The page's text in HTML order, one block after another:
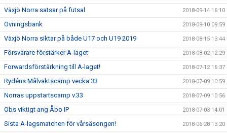
Växjö Norra satsar på futsal 2018-09-14 16:10
Övningsbank 2018-09-10 09:59
Växjö Norra siktar på både U17 och U19 2019 2018-08-15 13:44
Försvarare förstärker A-laget 2018-08-02 12:29
Forwardsförstärkning till A-laget! 2018-07-12 16:37
Rydéns Målvaktscamp vecka 33 2018-07-09 10:59
Norras uppstartscamp v.33 2018-07-09 10:56
Obs viktigt ang Åbo IP 2018-07-03 14:01
Sista A-lagsmatchen för vårsäsongen! 2018-06-28 13:20